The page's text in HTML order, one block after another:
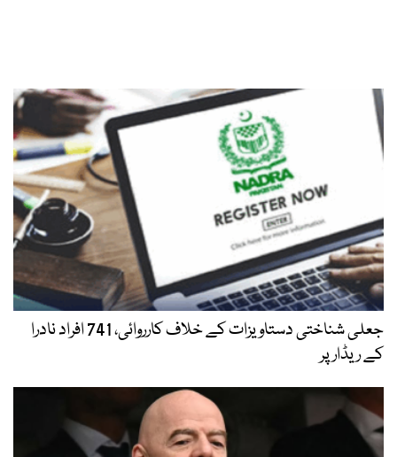
جعلی شناختی دستاویزات کے خلاف کارروائی، 741 افراد نادرا
کے ریڈار پر